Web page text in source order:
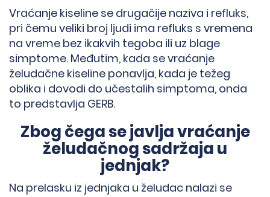
Vraćanje kiseline se drugačije naziva i refluks,
pri čemu veliki broj ljudi ima refluks s vremena
na vreme bez ikakvih tegoba ili uz blage
simptome. Međutim, kada se vraćanje
želudačne kiseline ponavlja, kada je težeg
oblika i dovodi do učestalih simptoma, onda
to predstavlja GERB.
Zbog čega se javlja vraćanje
želudačnog sadržaja u
jednjak?
Na prelasku iz jednjaka u želudac nalazi se